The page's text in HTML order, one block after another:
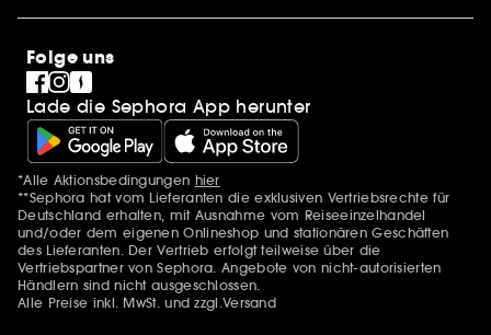
SEPHORA Prize
Pride
Folge uns
Lade die Sephora App herunter
Zusätzlich Erwähnungen
*Alle Aktionsbedingungen hier
**Sephora hat vom Lieferanten die exklusiven Vertriebsrechte für
Deutschland erhalten, mit Ausnahme vom Reiseeinzelhandel
und/oder dem eigenen Onlineshop und stationären Geschäften
des Lieferanten. Der Vertrieb erfolgt teilweise über die
Vertriebspartner von Sephora. Angebote von nicht-autorisierten
Händlern sind nicht ausgeschlossen.
Alle Preise inkl. MwSt. und zzgl.Versand